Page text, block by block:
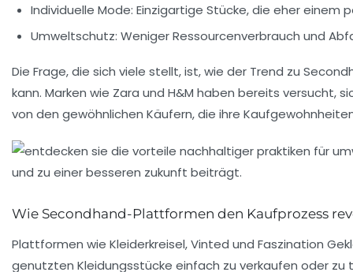
Individuelle Mode: Einzigartige Stücke, die eher einem
Umweltschutz: Weniger Ressourcenverbrauch und
Die Frage, die sich viele stellt, ist, wie der Trend zu
kann. Marken wie Zara und H&M haben bereits versucht,
von den gewöhnlichen Käufern, die ihre
Wie Secondhand-Plattformen den Kaufprozess
Plattformen wie Kleiderkreisel,Vinted und Faszination
genutzten Kleidungsstücke einfach zu verkaufen oder